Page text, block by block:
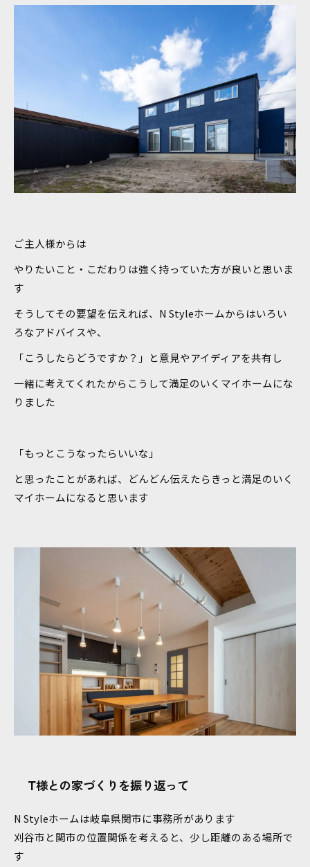
ご主人様からは
やりたいこと・こだわりは強く持っていた方が良いと思いま
す
そうしてその要望を伝えれば、N Styleホームからはいろい
ろなアドバイスや、
「こうしたらどうですか？」と意見やアイディアを共有し
一緒に考えてくれたからこうして満足のいくマイホームにな
りました
「もっとこうなったらいいな」
と思ったことがあれば、どんどん伝えたらきっと満足のいく
マイホームになると思います
T様との家づくりを振り返って
N Styleホームは岐阜県関市に事務所があります
刈谷市と関市の位置関係を考えると、少し距離のある場所で
す